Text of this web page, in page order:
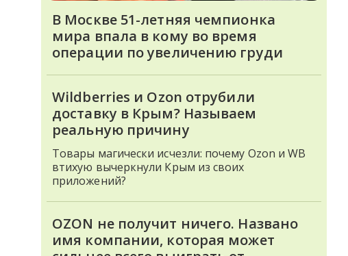
В Москве 51-летняя чемпионка
мира впала в кому во время
операции по увеличению груди
Wildberries и Ozon отрубили
доставку в Крым? Называем
реальную причину
Товары магически исчезли: почему Ozon и WB
втихую вычеркнули Крым из своих
приложений?
OZON не получит ничего. Названо
имя компании, которая может